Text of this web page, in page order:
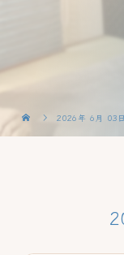
2026年 6月 03日